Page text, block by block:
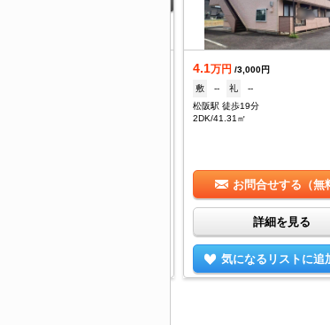
4.1万円 /3,000円
敷
-- 礼
--
松阪駅 徒歩19分
2DK/41.31㎡
お問合せする（無
詳細を見る
気になるリストに追